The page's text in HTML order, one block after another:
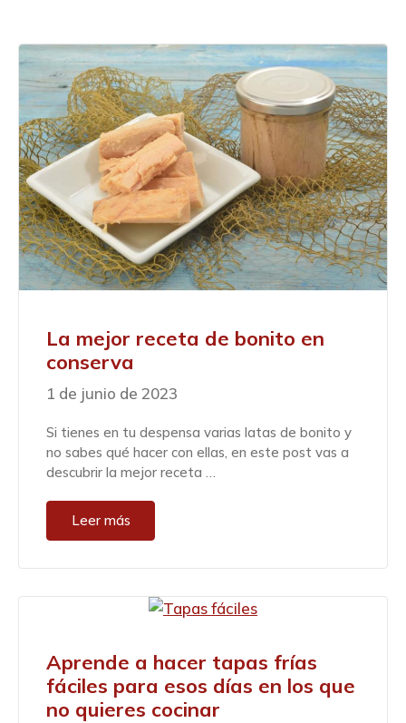
La mejor receta de bonito en
conserva
1 de junio de 2023
Si tienes en tu despensa varias latas de bonito y
no sabes qué hacer con ellas, en este post vas a
descubrir la mejor receta …
Leer más
Aprende a hacer tapas frías
fáciles para esos días en los que
no quieres cocinar